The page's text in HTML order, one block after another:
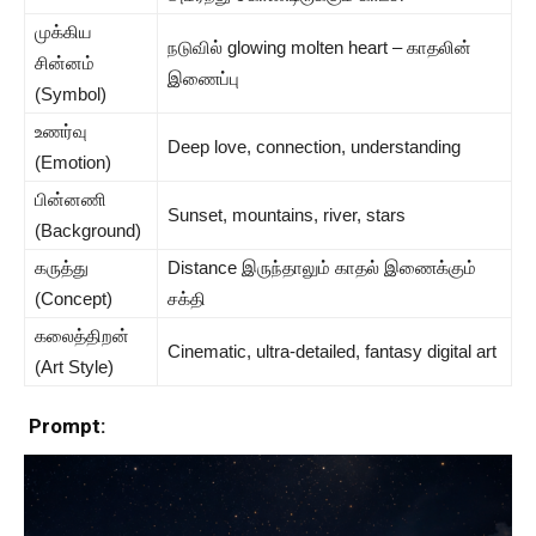
முக்கிய
சின்னம்
(Symbol)
நடுவில் glowing molten heart – காதலின்
இணைப்பு
உணர்வு
(Emotion)
Deep love, connection, understanding
பின்னணி
(Background)
Sunset, mountains, river, stars
கருத்து
(Concept)
Distance இருந்தாலும் காதல் இணைக்கும்
சக்தி
கலைத்திறன்
(Art Style)
Cinematic, ultra-detailed, fantasy digital art
Prompt: